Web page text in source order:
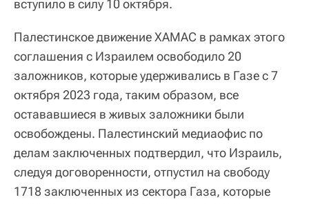
вступило в силу 10 октября.
Палестинское движение ХАМАС в рамках этого
соглашения с Израилем освободило 20
заложников, которые удерживались в Газе с 7
октября 2023 года, таким образом, все
остававшиеся в живых заложники были
освобождены. Палестинский медиаофис по
делам заключенных подтвердил, что Израиль,
следуя договоренности, отпустил на свободу
1718 заключенных из сектора Газа, которые